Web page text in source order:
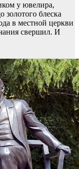
у ювелира,
золотого блеска
в местной церкви
свершил. И